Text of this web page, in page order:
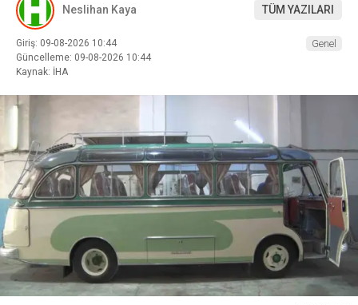
Neslihan Kaya TÜM YAZILARI
Giriş: 09-08-2026 10:44
Güncelleme: 09-08-2026 10:44
Kaynak: İHA
Genel